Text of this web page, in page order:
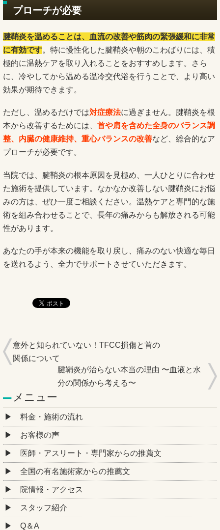
プローチが必要
腱鞘炎を温めることは、血流の改善や筋肉の緊張緩和に非常
に有効です。特に慢性化した腱鞘炎や朝のこわばりには、積
極的に温熱ケアを取り入れることをおすすめします。さら
に、冷やしてから温める温冷交代浴を行うことで、より高い
効果が期待できます。
ただし、温めるだけでは対症療法に過ぎません。腱鞘炎を根
本から改善するためには、 首や肩を含めた全身のバランス調
整、内臓の健康維持、重心バランスの改善など、総合的なア
プローチが必要です。
当院では、腱鞘炎の根本原因を見極め、一人ひとりに合わせ
た施術を提供しています。なかなか改善しない腱鞘炎にお悩
みの方は、ぜひ一度ご相談ください。温熱ケアと専門的な施
術を組み合わせることで、長年の痛みからも解放される可能
性があります。
あなたの手が本来の機能を取り戻し、痛みのない快適な毎日
を送れるよう、全力でサポートさせていただきます。
意外と知られていない！TFCC損傷と首の
関係について
腱鞘炎が治らない本当の理由 〜血液と水
分の関係から考える〜
メニュー
料金・施術の流れ
お客様の声
医師・アスリート・専門家からの推薦文
全国の有名施術家からの推薦文
院情報・アクセス
スタッフ紹介
Q＆A